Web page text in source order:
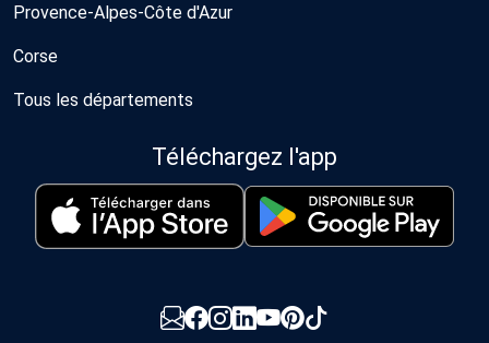
Provence-Alpes-Côte d'Azur
Corse
Tous les départements
Téléchargez l'app